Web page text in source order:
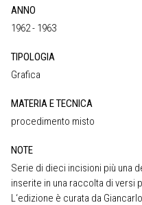
ANNO
1962 - 1963
TIPOLOGIA
Grafica
MATERIA E TECNICA
procedimento misto
NOTE
Serie di dieci incisioni più una
inserite in una raccolta di versi
L‘edizione è curata da